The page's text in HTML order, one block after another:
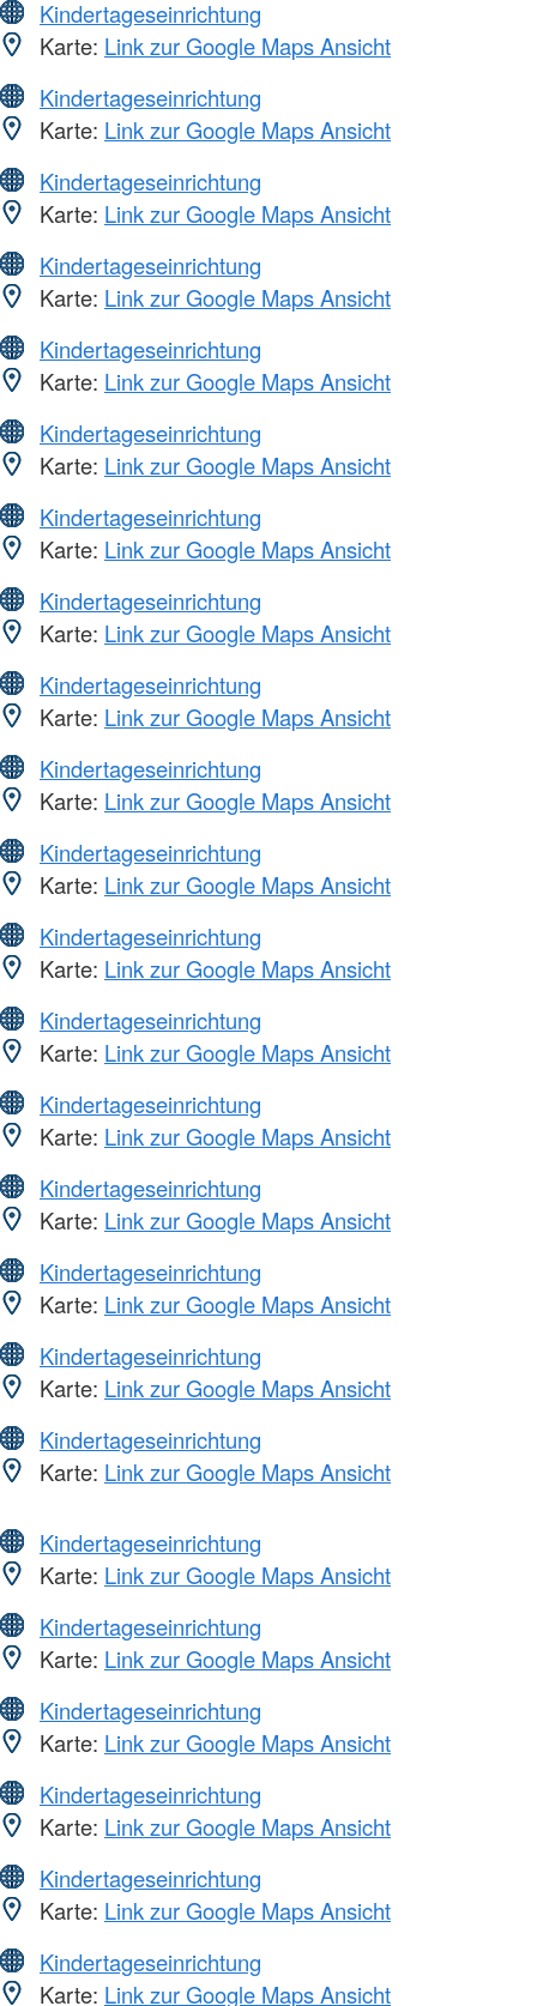
Kindertageseinrichtung
Karte: Link zur Google Maps Ansicht
Kindertageseinrichtung
Karte: Link zur Google Maps Ansicht
Kindertageseinrichtung
Karte: Link zur Google Maps Ansicht
Kindertageseinrichtung
Karte: Link zur Google Maps Ansicht
Kindertageseinrichtung
Karte: Link zur Google Maps Ansicht
Kindertageseinrichtung
Karte: Link zur Google Maps Ansicht
Kindertageseinrichtung
Karte: Link zur Google Maps Ansicht
Kindertageseinrichtung
Karte: Link zur Google Maps Ansicht
Kindertageseinrichtung
Karte: Link zur Google Maps Ansicht
Kindertageseinrichtung
Karte: Link zur Google Maps Ansicht
Kindertageseinrichtung
Karte: Link zur Google Maps Ansicht
Kindertageseinrichtung
Karte: Link zur Google Maps Ansicht
Kindertageseinrichtung
Karte: Link zur Google Maps Ansicht
Kindertageseinrichtung
Karte: Link zur Google Maps Ansicht
Kindertageseinrichtung
Karte: Link zur Google Maps Ansicht
Kindertageseinrichtung
Karte: Link zur Google Maps Ansicht
Kindertageseinrichtung
Karte: Link zur Google Maps Ansicht
Kindertageseinrichtung
Karte: Link zur Google Maps Ansicht
Kindertageseinrichtung
Karte: Link zur Google Maps Ansicht
Kindertageseinrichtung
Karte: Link zur Google Maps Ansicht
Kindertageseinrichtung
Karte: Link zur Google Maps Ansicht
Kindertageseinrichtung
Karte: Link zur Google Maps Ansicht
Kindertageseinrichtung
Karte: Link zur Google Maps Ansicht
Kindertageseinrichtung
Karte: Link zur Google Maps Ansicht